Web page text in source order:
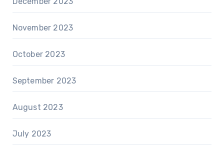
November 2023
October 2023
September 2023
August 2023
July 2023